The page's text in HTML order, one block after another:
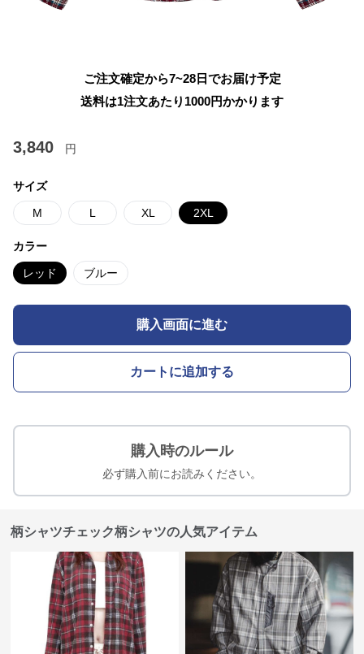
ご注文確定から7~28日でお届け予定
送料は1注文あたり 1000円かかります
3,840 円
サイズ
M L XL 2XL
カラー
レッド ブルー
購入画面に進む
カートに追加する
購入時のルール
必ず購入前にお読みください。
柄シャツチェック柄シャツの人気アイテム